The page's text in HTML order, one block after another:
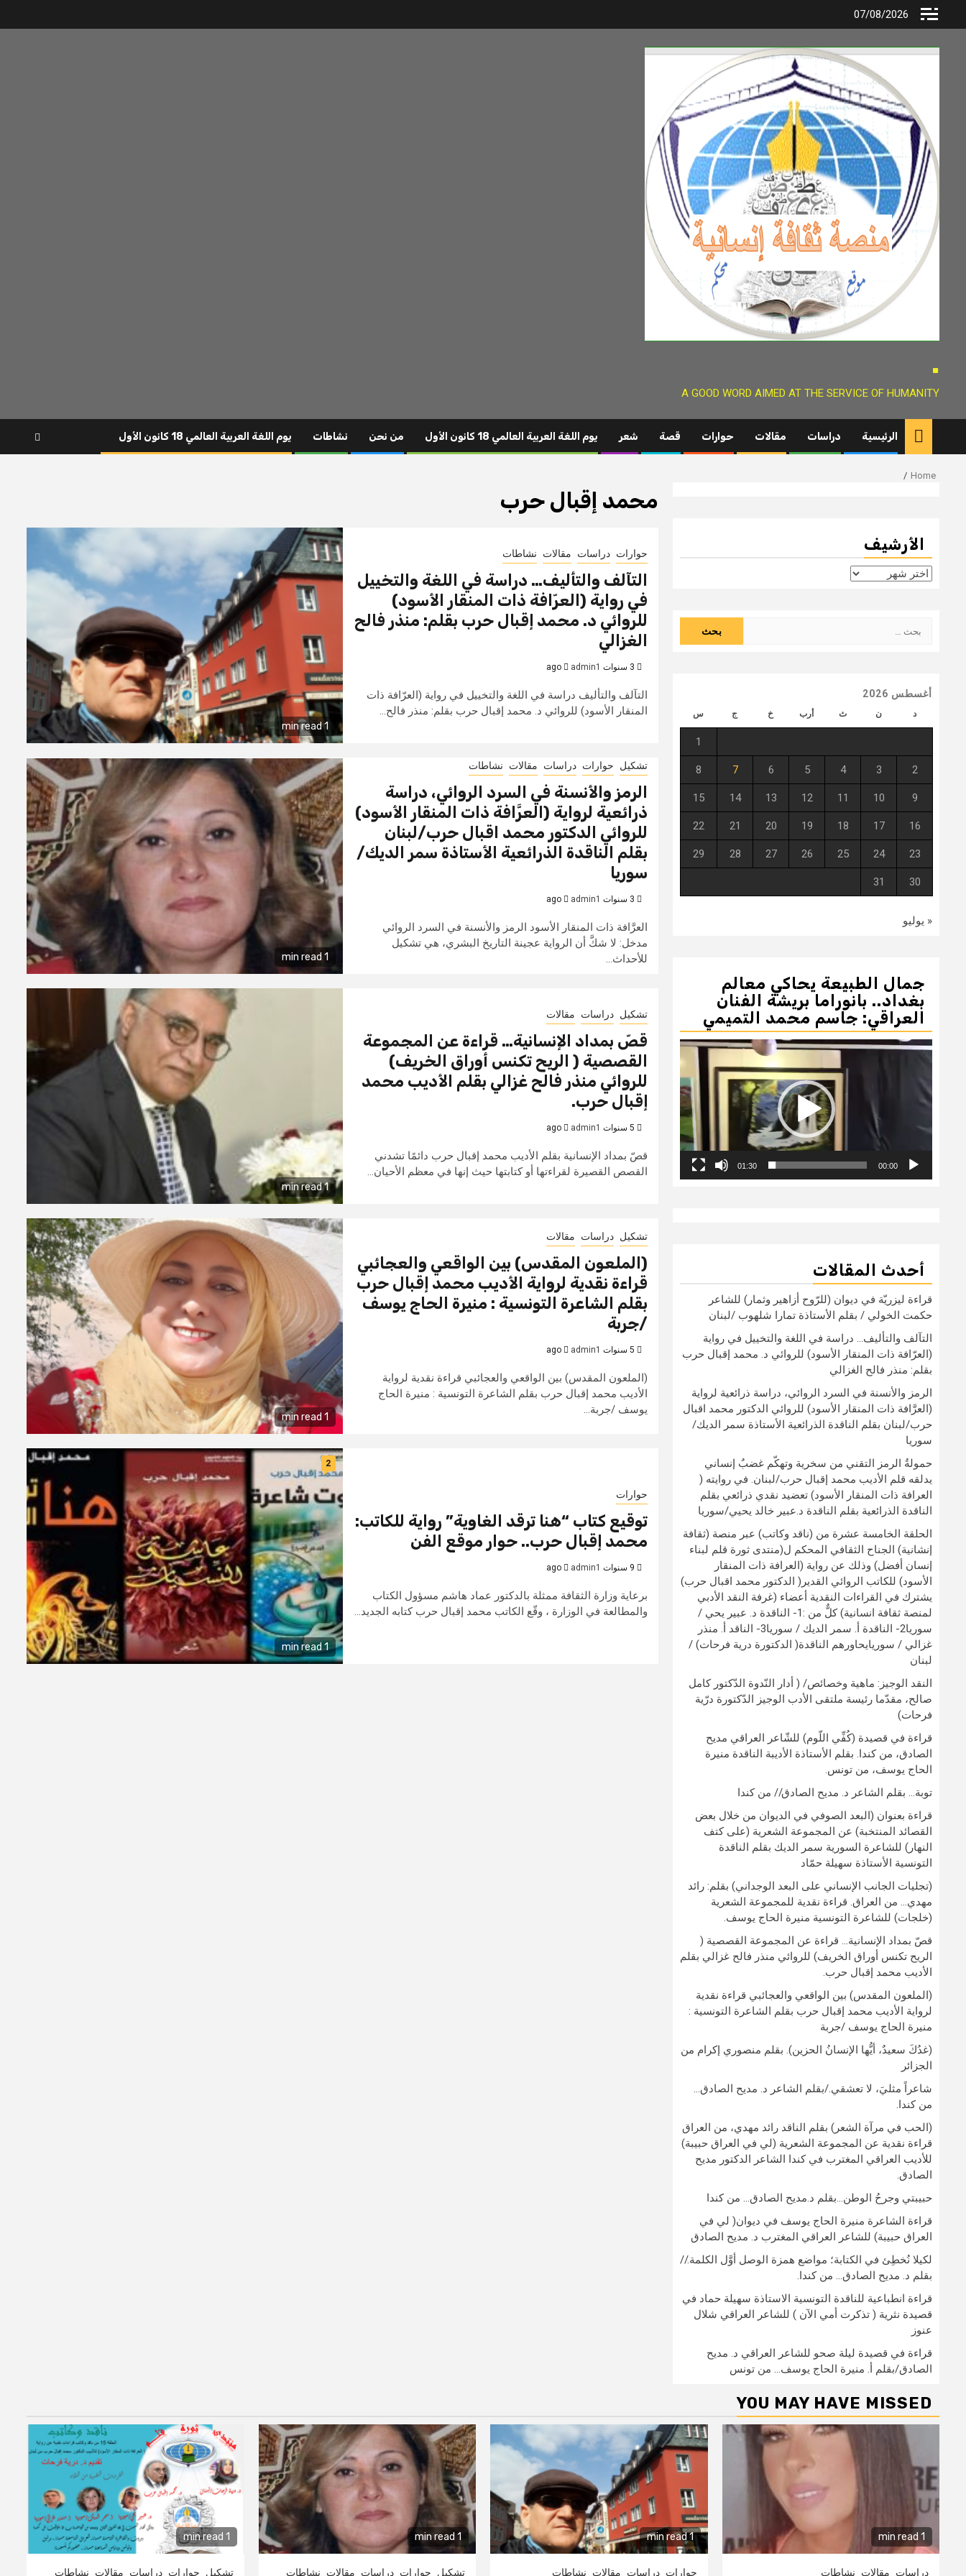
07/08/2026
.
A GOOD WORD AIMED AT THE SERVICE OF HUMANITY
الرئيسية دراسات مقالات حوارات قصة شعر يوم اللغة العربية العالمي 18 كانون الأول من نحن نشاطات يوم اللغة العربية العالمي 18 كانون الأول
Home
محمد إقبال حرب
1 min read
حوارات دراسات مقالات نشاطات
التآلف والتأليف… دراسة في اللغة والتخييل
في رواية (العرّافة ذات المنقار الأسود)
للروائي د. محمد إقبال حرب بقلم: منذر فالح
الغزالي
admin1
التآلف والتأليف دراسة في اللغة والتخييل في رواية (العرّافة ذات
المنقار الأسود) للروائي د. محمد إقبال حرب بقلم: منذر فالح...
1 min read
تشكيل حوارات دراسات مقالات نشاطات
الرمز والأنسنة في السرد الروائي، دراسة
ذرائعية لرواية (العرَّافة ذات المنقار الأسود)
للروائي الدكتور محمد اقبال حرب/لبنان
بقلم الناقدة الذرائعية الأستاذة سمر الديك/
سوريا
admin1
العرَّافة ذات المنقار الأسود الرمز والأنسنة في السرد الروائي
مدخل: لا شكَّ أن الرواية عجينة التاريخ البشري، هي تشكيل
للأحداث...
1 min read
تشكيل دراسات مقالات
قصّ بمداد الإنسانية… قراءة عن المجموعة
القصصية ( الريح تكنس أوراق الخريف)
للروائي منذر فالح غزالي بقلم الأديب محمد
إقبال حرب.
admin1
قصّ بمداد الإنسانية بقلم الأديب محمد إقبال حرب دائمًا تشدني
القصص القصيرة لقراءتها أو كتابتها حيث إنها في معظم الأحيان...
1 min read
تشكيل دراسات مقالات
(الملعون المقدس) بين الواقعي والعجائبي
قراءة نقدية لرواية الأديب محمد إقبال حرب
بقلم الشاعرة التونسية : منيرة الحاج يوسف
/جربة
admin1
(الملعون المقدس) بين الواقعي والعجائبي قراءة نقدية لرواية
الأديب محمد إقبال حرب بقلم الشاعرة التونسية : منيرة الحاج
يوسف /جربة...
1 min read
2
حوارات
توقيع كتاب “هنا ترقد الغاوية” رواية للكاتب:
محمد إقبال حرب.. حوار موقع الفن
admin1
برعاية وزارة الثقافة ممثلة بالدكتور عماد هاشم مسؤول الكتاب
والمطالعة في الوزارة ، وقّع الكاتب محمد إقبال حرب كتابه الجديد...
الأرشيف
الأرشيف
أغسطس 2026
د ن ث أرب خ ج س
1
2
3
4
5
6
7
8
9
10
11
12
13
14
15
16
17
18
19
20
21
22
23
24
25
26
27
28
29
30
31
« يوليو
جمال الطبيعة يحاكي معالم
بغداد.. بانوراما بريشة الفنان
العراقي: جاسم محمد التميمي
مشغل
00:00
01:30
أحدث المقالات
قراءة ليزريّة في ديوان (للرّوح أزاهير وثمار) للشاعر
حكمت الخولي / بقلم الأستاذة تمارا شلهوب /لبنان
التآلف والتأليف… دراسة في اللغة والتخييل في رواية
(العرّافة ذات المنقار الأسود) للروائي د. محمد إقبال حرب
بقلم: منذر فالح الغزالي
الرمز والأنسنة في السرد الروائي، دراسة ذرائعية لرواية
(العرَّافة ذات المنقار الأسود) للروائي الدكتور محمد اقبال
حرب/لبنان بقلم الناقدة الذرائعية الأستاذة سمر الديك/
سوريا
حمولةُ الرمز التقني من سخرية وتهكّم غضبٌ إنساني
يدلقه قلم الأديب محمد إقبال حرب/لبنان. في روايته (
العرافة ذات المنقار الأسود) تعضيد نقدي ذرائعي بقلم
الناقدة الذرائعية بقلم الناقدة د.عبير خالد يحيي/سوريا
الحلقة الخامسة عشرة من (ناقد وكاتب) عبر منصة (ثقافة
إنشانية) الجناح الثقافي المحكم ل(منتدى ثورة قلم لبناء
إنسان أفضل) وذلك عن رواية (العرافة ذات المنقار
الأسود) للكاتب الروائي القدير( الدكتور محمد اقبال حرب)
يشترك في القراءات النقدية أعضاء (غرفة النقد الأدبي
لمنصة ثقافة انسانية) كلٌّ من :1- الناقدة د. عبير يحي /
سوريا2- الناقدة أ. سمر الديك / سوريا3- الناقد أ. منذر
غزالي / سوريايحاورهم الناقدة( الدكتورة درية فرحات) /
لبنان
النقد الوجيز: ماهية وخصائص/ ( أدار النّدوة الدّكتور كامل
صالح، مقدّما رئيسة ملتقى الأدب الوجيز الدّكتورة درّية
فرحات)
قراءة في قصيدة (كُفِّي اللّوم) للشّاعر العراقي مديح
الصادق، من كندا. بقلم الأستاذة الأديبة الناقدة منيرة
الحاج يوسف، من تونس.
توبة… بقلم الشاعر د. مديح الصادق// من كندا
قراءة بعنوان (البعد الصوفي في الديوان من خلال بعض
القصائد المنتخبة) عن المجموعة الشعرية (على كتف
النهار) للشاعرة السورية سمر الديك بقلم الناقدة
التونسية الأستاذة سهيلة حمّاد
(تجليات الجانب الإنساني على البعد الوجداني) بقلم: رائد
مهدي… من العراق. قراءة نقدية للمجموعة الشعرية
(خلجات) للشاعرة التونسية منيرة الحاج يوسف.
قصّ بمداد الإنسانية… قراءة عن المجموعة القصصية (
الريح تكنس أوراق الخريف) للروائي منذر فالح غزالي بقلم
الأديب محمد إقبال حرب.
(الملعون المقدس) بين الواقعي والعجائبي قراءة نقدية
لرواية الأديب محمد إقبال حرب بقلم الشاعرة التونسية :
منيرة الحاج يوسف /جربة
(غدُكَ سعيدٌ، أيُّها الإنسانُ الحزين). بقلم منصوري إكرام من
الجزائر
شاعراً مثليَ، لا تعشقي./بقلم الشاعر د. مديح الصادق…
من كندا.
(الحب في مرآة الشعر) بقلم الناقد رائد مهدي، من العراق
قراءة نقدية عن المجموعة الشعرية (لي في العراق حبيبة)
للأديب العراقي المغترب في كندا الشاعر الدكتور مديح
الصادق.
حبيبتي وجرحُ الوطن…بقلم د.مديح الصادق… من كندا
قراءة الشاعرة منيرة الحاج يوسف في ديوان( لي في
العراق حبيبة) للشاعر العراقي المغترب د. مديح الصادق
لكيلا نُخطِئ في الكتابة؛ مواضع همزة الوصل أوَّل الكلمة.//
بقلم د. مديح الصادق… من كندا.
قراءة انطباعية للناقدة التونسية الاستاذة سهيلة حماد في
قصيدة نثرية ( تذكرت أمي الآن ) للشاعر العراقي شلال
عنوز
قراءة في قصيدة ليلة صحو للشاعر العراقي د. مديح
الصادق/بقلم أ. منيرة الحاج يوسف… من تونس
YOU MAY HAVE MISSED
1 min read
دراسات مقالات نشاطات
1 min read
حوارات دراسات مقالات نشاطات
1 min read
تشكيل حوارات دراسات مقالات نشاطات
1 min read
تشكيل حوارات دراسات مقالات نشاطات